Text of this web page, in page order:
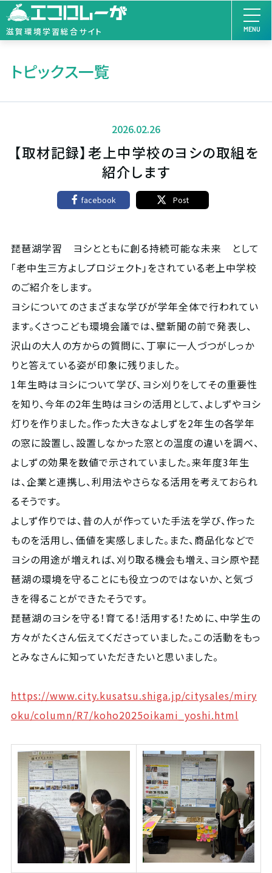
滋賀環境学習総合サイト MENU
トピックス一覧
2026.02.26
【取材記録】老上中学校のヨシの取組を
紹介します
facebook Post
琵琶湖学習 ヨシとともに創る持続可能な未来 として
「老中生三方よしプロジェクト」をされている老上中学校
のご紹介をします。
ヨシについてのさまざまな学びが学年全体で行われてい
ます。くさつこども環境会議では、壁新聞の前で発表し、
沢山の大人の方からの質問に、丁寧に一人づつがしっか
りと答えている姿が印象に残りました。
1年生時はヨシについて学び、ヨシ刈りをしてその重要性
を知り、今年の2年生時はヨシの活用として、よしずやヨシ
灯りを作りました。作った大きなよしずを2年生の各学年
の窓に設置し、設置しなかった窓との温度の違いを調べ、
よしずの効果を数値で示されていました。来年度3年生
は、企業と連携し、利用法やさらなる活用を考えておられ
るそうです。
よしず作りでは、昔の人が作っていた手法を学び、作った
ものを活用し、価値を実感しました。また、商品化などで
ヨシの用途が増えれば、刈り取る機会も増え、ヨシ原や琵
琶湖の環境を守ることにも役立つのではないか、と気づ
きを得ることができたそうです。
琵琶湖のヨシを守る！育てる！活用する！ために、中学生の
方々がたくさん伝えてくださっていました。この活動をもっ
とみなさんに知っていただきたいと思いました。
https://www.city.kusatsu.shiga.jp/citysales/miry
oku/column/R7/koho2025oikami_yoshi.html